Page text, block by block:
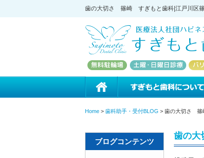
歯の大切さ 篠崎 すぎもと歯科|江戸川区篠
Home > 歯科助手・受付BLOG > 歯の大切さ 篠
ブログコンテンツ
歯の